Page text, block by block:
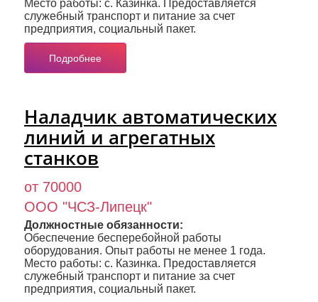
Место работы: с. Казинка. Предоставляется
служебный транспорт и питание за счет
предприятия, социальный пакет.
Подробнее
Наладчик автоматических
линий и агрегатных
станков
от 70000
ООО "ЧСЗ-Липецк"
Должностные обязанности:
Обеспечение бесперебойной работы
оборудования. Опыт работы не менее 1 года.
Место работы: с. Казинка. Предоставляется
служебный транспорт и питание за счет
предприятия, социальный пакет.